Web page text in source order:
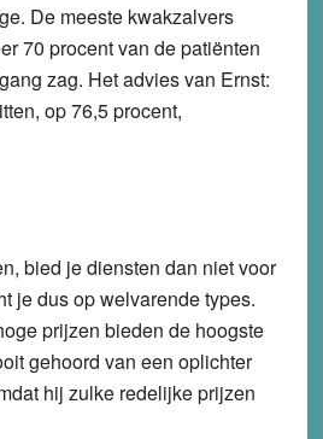
De meeste kwakzalvers
70 procent van de patiënten
zag. Het advies van Ernst:
op 76,5 procent,
bied je diensten dan niet voor
je dus op welvarende types.
prijzen bieden de hoogste
gehoord van een oplichter
hij zulke redelijke prijzen